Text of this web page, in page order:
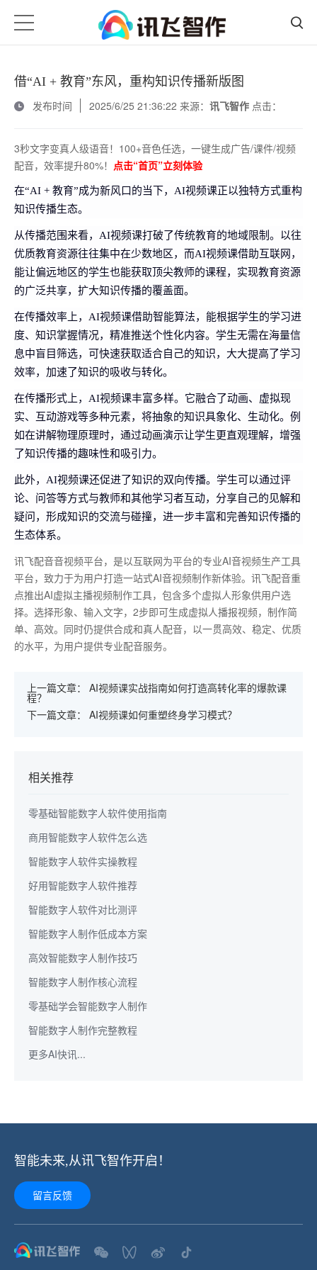
借“AI + 教育”东风，重构知识传播新版图
发布时间
2025/6/25 21:36:22 来源： 讯飞智作 点击：
3秒文字变真人级语音！100+音色任选，一键生成广告/课件/视频
配音，效率提升80%！ 点击“首页”立刻体验
在“AI + 教育”成为新风口的当下，AI视频课正以独特方式重构
知识传播生态。
从传播范围来看，AI视频课打破了传统教育的地域限制。以往
优质教育资源往往集中在少数地区，而AI视频课借助互联网，
能让偏远地区的学生也能获取顶尖教师的课程，实现教育资源
的广泛共享，扩大知识传播的覆盖面。
在传播效率上，AI视频课借助智能算法，能根据学生的学习进
度、知识掌握情况，精准推送个性化内容。学生无需在海量信
息中盲目筛选，可快速获取适合自己的知识，大大提高了学习
效率，加速了知识的吸收与转化。
在传播形式上，AI视频课丰富多样。它融合了动画、虚拟现
实、互动游戏等多种元素，将抽象的知识具象化、生动化。例
如在讲解物理原理时，通过动画演示让学生更直观理解，增强
了知识传播的趣味性和吸引力。
此外，AI视频课还促进了知识的双向传播。学生可以通过评
论、问答等方式与教师和其他学习者互动，分享自己的见解和
疑问，形成知识的交流与碰撞，进一步丰富和完善知识传播的
生态体系。
讯飞配音音视频平台，是以互联网为平台的专业AI音视频生产工具
平台，致力于为用户打造一站式AI音视频制作新体验。讯飞配音重
点推出AI虚拟主播视频制作工具，包含多个虚拟人形象供用户选
择。选择形象、输入文字，2步即可生成虚拟人播报视频，制作简
单、高效。同时仍提供合成和真人配音，以一贯高效、稳定、优质
的水平，为用户提供专业配音服务。
上一篇文章： AI视频课实战指南如何打造高转化率的爆款课
程？
下一篇文章： AI视频课如何重塑终身学习模式？
相关推荐
零基础智能数字人软件使用指南
商用智能数字人软件怎么选
智能数字人软件实操教程
好用智能数字人软件推荐
智能数字人软件对比测评
智能数字人制作低成本方案
高效智能数字人制作技巧
智能数字人制作核心流程
零基础学会智能数字人制作
智能数字人制作完整教程
更多AI快讯...
智能未来,从讯飞智作开启！
留言反馈